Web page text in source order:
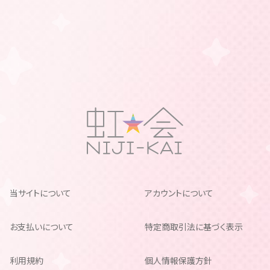
当サイトについて アカウントについて
お支払いについて 特定商取引法に基づく表示
利用規約 個人情報保護方針